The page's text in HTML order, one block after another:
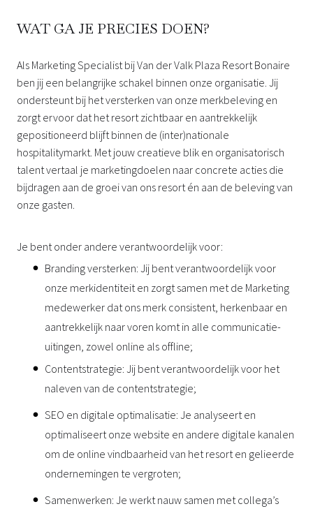
WAT GA JE PRECIES DOEN?
Als Marketing Specialist bij Van der Valk Plaza Resort Bonaire
ben jij een belangrijke schakel binnen onze organisatie. Jij
ondersteunt bij het versterken van onze merkbeleving en
zorgt ervoor dat het resort zichtbaar en aantrekkelijk
gepositioneerd blijft binnen de (inter)nationale
hospitalitymarkt. Met jouw creatieve blik en organisatorisch
talent vertaal je marketingdoelen naar concrete acties die
bijdragen aan de groei van ons resort én aan de beleving van
onze gasten.
Je bent onder andere verantwoordelijk voor:
Branding versterken: Jij bent verantwoordelijk voor
onze merkidentiteit en zorgt samen met de Marketing
medewerker dat ons merk consistent, herkenbaar en
aantrekkelijk naar voren komt in alle communicatie-
uitingen, zowel online als offline;
Contentstrategie: Jij bent verantwoordelijk voor het
naleven van de contentstrategie;
SEO en digitale optimalisatie: Je analyseert en
optimaliseert onze website en andere digitale kanalen
om de online vindbaarheid van het resort en gelieerde
ondernemingen te vergroten;
Samenwerken: Je werkt nauw samen met collega’s